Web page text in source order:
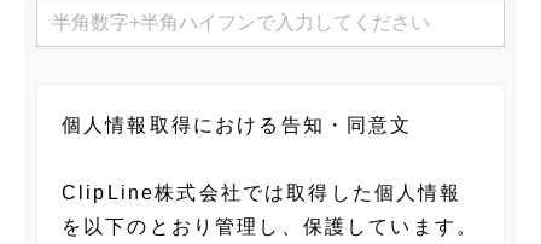
個人情報取得における告知・同意文
ClipLine株式会社では取得した個人情報
を以下のとおり管理し、保護しています。